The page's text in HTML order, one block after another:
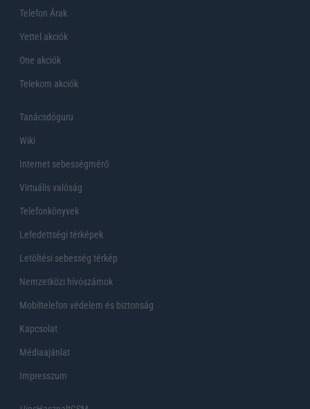
Telefon Árak
Yettel akciók
One akciók
Telekom akciók
Tanácsdóguru
Wiki
Internet sebességmérő
Virtuális valóság
Telefonkönyvek
Lefedettségi térképek
Letöltési sebesség térkép
Nemzetközi hívószámok
Mobiltelefon védelem és biztonság
Kapcsolat
Médiaajánlat
Impresszum